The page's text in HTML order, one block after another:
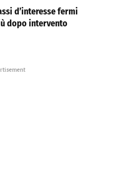
d’interesse fermi
dopo intervento